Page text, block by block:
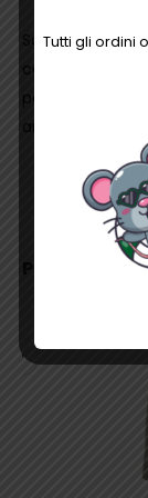
Scarpe
comode u
pelle grana
PRODOTTI
Tutti gli ordini